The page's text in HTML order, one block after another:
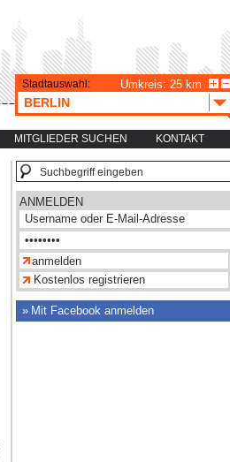
MITGLIEDER SUCHEN KONTAKT
Stadtauswahl: Umkreis: 25 km
BERLIN
ANMELDEN
Kostenlos registrieren
Mit Facebook anmelden